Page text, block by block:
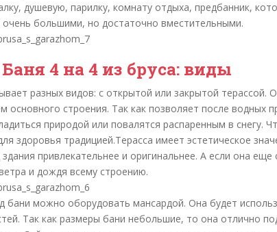
душевую, парилку, комнату отдыха, предбанник,
большими, но достаточно вместительными.
Баня 4 на 4 из бруса: виды
разных видов: с открытой или закрытой терассой.
основного строения. Так как позволяет после водных
природой или повалятся распаренным в снегу.
здоровья традицией.Терасса имеет эстетическое
привлекательнее и оригинальнее. А если она
и дождя всему строению.
бани можно оборудовать мансардой. Она будет
Так как размеры бани небольшие, то она отлично